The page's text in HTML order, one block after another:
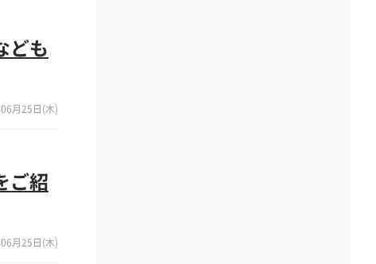
ども
月25日(木)
ご紹
月25日(木)